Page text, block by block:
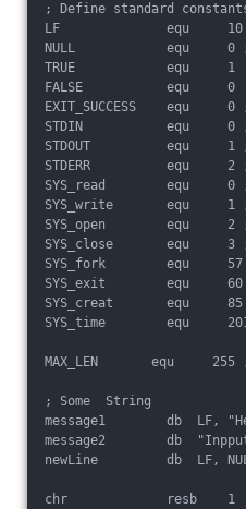
; Define standard
LF              equ     10
NULL            equ     0
TRUE            equ     1
FALSE           equ     0
EXIT_SUCCESS    equ     0
STDIN           equ     0 ;
STDOUT          equ     1
STDERR          equ     2
SYS_read        equ     0
SYS_write       equ     1
SYS_open        equ     2
SYS_close       equ
SYS_fork        equ
SYS_exit        equ     60
SYS_creat       equ
SYS_time        equ
MAX_LEN       equ     255
; Some  String
message1        db  LF,
message2        db
newLine         db  LF,
chr             resb    1